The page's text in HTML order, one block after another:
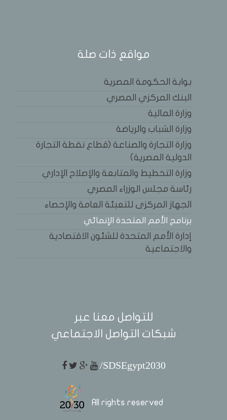
مواقع ذات صلة
بوابة الحكومة المصرية
البنك المركزي المصري
وزارة المالية
وزارة الشباب والرياضة
وزارة التجارة والصناعة (قطاع نقطة التجارة
الدولية المصرية)
وزارة التخطيط والمتابعة والإصلاح الإداري
رئاسة مجلس الوزراء المصري
الجهاز المركزى للتعبئة العامة والإحصاء
برنامج الأمم المتحدة الإنمائي
إدارة الأمم المتحدة للشئون الاقتصادية
والاجتماعية
للتواصل معنا عبر
شبكات التواصل الاجتماعي
/SDSEgypt2030
All rights reserved